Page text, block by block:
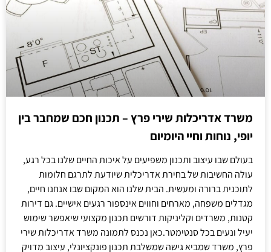
משרד אדריכלות שירי פרץ – תכנון חכם שמחבר בין
יופי, נוחות וחיי היומיום
בעולם שבו עיצוב ותכנון משפיעים על איכות החיים שלנו בכל רגע,
עולה החשיבות של בחירת אדריכלית שיודעת לתרגם חלומות
לתוכנית ברורה ומעשית. הבית שלנו הוא המקום שבו אנחנו חיים,
מגדלים משפחה, מארחים וחווים אינספור רגעים אישיים. גם דירות
קטנות, משרדים וקליניקות דורשים תכנון מקצועי שיאפשר שימוש
יעיל ונעים בכל סנטימטר.כאן נכנס לתמונה משרד אדריכלות שירי
פרץ, משרד שמביא גישה שמשלבת תכנון פונקציונלי, עיצוב מדויק